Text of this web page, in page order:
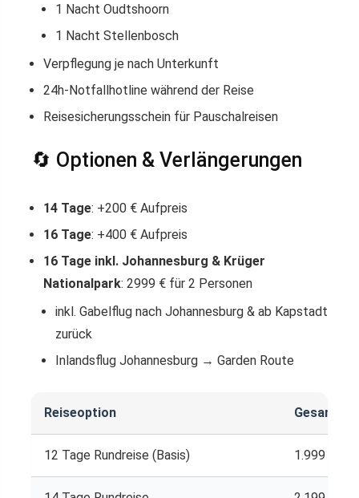
1 Nacht Oudtshoorn
1 Nacht Stellenbosch
Verpflegung je nach Unterkunft
24h-Notfallhotline während der Reise
Reisesicherungsschein für Pauschalreisen
🔄 Optionen & Verlängerungen
14 Tage: +200 € Aufpreis
16 Tage: +400 € Aufpreis
16 Tage inkl. Johannesburg & Krüger
Nationalpark: 2999 € für 2 Personen
inkl. Gabelflug nach Johannesburg & ab Kapstadt
zurück
Inlandsflug Johannesburg → Garden Route
Reiseoption
12 Tage Rundreise (Basis) 1.999 €